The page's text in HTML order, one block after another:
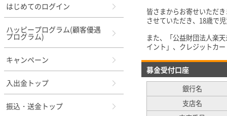
皆さまからお寄せいただ
させていただき、18歳で
また、「公益財団法人楽
イント」、クレジットカ
募金受付口座
銀行名
支店名
はじめてのログイン
ハッピープログラム(顧客優遇
プログラム)
キャンペーン
入出金トップ
振込・送金トップ